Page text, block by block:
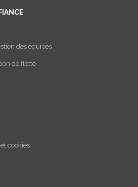
des équipes
de flotte
cookies